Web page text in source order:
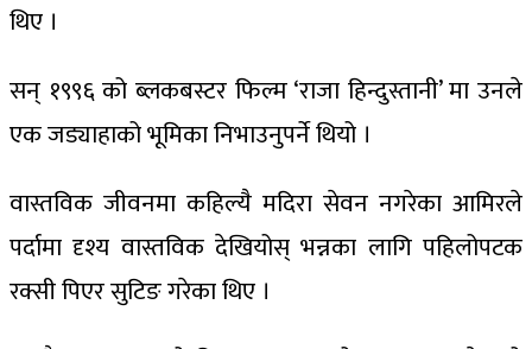
थिए ।
सन् १९९६ को ब्लकबस्टर फिल्म ‘राजा हिन्दुस्तानी’ मा उनले
एक जड्याहाको भूमिका निभाउनुपर्ने थियो ।
वास्तविक जीवनमा कहिल्यै मदिरा सेवन नगरेका आमिरले
पर्दामा दृश्य वास्तविक देखियोस् भन्नका लागि पहिलोपटक
रक्सी पिएर सुटिङ गरेका थिए ।